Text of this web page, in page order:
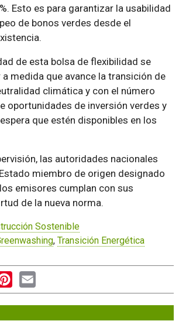
Esto es para garantizar la usabilidad
de bonos verdes desde el
de esta bolsa de flexibilidad se
a medida que avance la transición de
climática y con el número
oportunidades de inversión verdes y
que estén disponibles en los
las autoridades nacionales
miembro de origen designado
emisores cumplan con sus
de la nueva norma.
Sostenible
, Transición Energética
PinterestEmail